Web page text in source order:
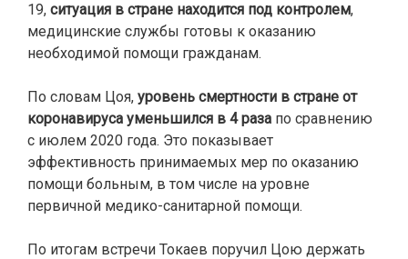
19, ситуация в стране находится под контролем,
медицинские службы готовы к оказанию
необходимой помощи гражданам.
По словам Цоя, уровень смертности в стране от
коронавируса уменьшился в 4 раза по сравнению
с июлем 2020 года. Это показывает
эффективность принимаемых мер по оказанию
помощи больным, в том числе на уровне
первичной медико-санитарной помощи.
По итогам встречи Токаев поручил Цою держать